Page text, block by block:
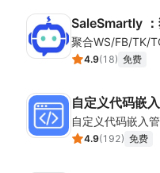
4.9(18) 免费
自定义代码嵌入
4.9(192) 免费